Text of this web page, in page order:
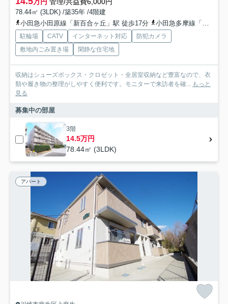
万円 管理/共益費6,000円
78.44㎡ (3LDK) /築35年 /4階建
小田急小田原線「新百合ヶ丘」駅 徒歩17分
小田急多摩線「五月台」駅 徒歩21分
駐輪場 CATV インターネット対応
防犯カメラ
敷地内ごみ置き場
閑静な住宅地
収納はシューズボックス・クロゼット・全居室収納など豊富なので、衣
類や履き物の整理がしやすく便利です。モニターで来訪者を確... もっと
見る
募集中の部屋
3階
14.5万円
78.44㎡ (3LDK)
アパート